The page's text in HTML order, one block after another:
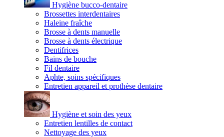
Hygiène bucco-dentaire
Brossettes interdentaires
Haleine fraîche
Brosse à dents manuelle
Brosse à dents électrique
Dentifrices
Bains de bouche
Fil dentaire
Aphte, soins spécifiques
Entretien appareil et prothèse dentaire
Hygiène et soin des yeux
Entretien lentilles de contact
Nettoyage des yeux